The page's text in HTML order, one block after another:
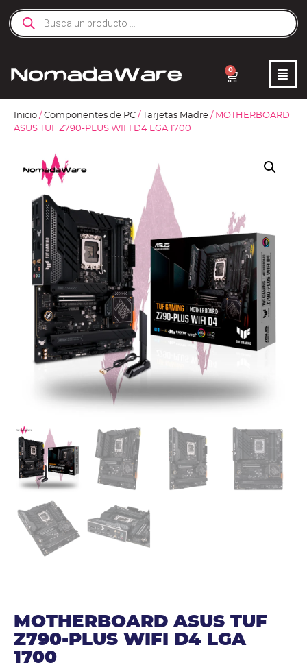
0
Inicio / Componentes de PC / Tarjetas Madre / MOTHERBOARD
ASUS TUF Z790-PLUS WIFI D4 LGA 1700
MOTHERBOARD ASUS TUF
Z790-PLUS WIFI D4 LGA
1700